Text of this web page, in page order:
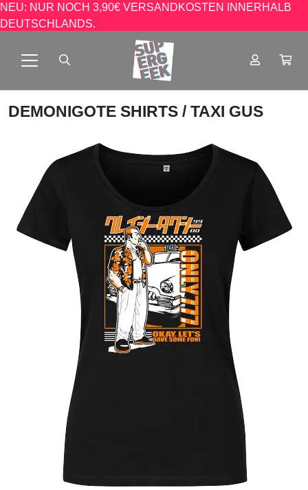
NEU: NUR NOCH 3,90€ VERSANDKOSTEN INNERHALB
DEUTSCHLANDS.
DEMONIGOTE SHIRTS / TAXI GUS